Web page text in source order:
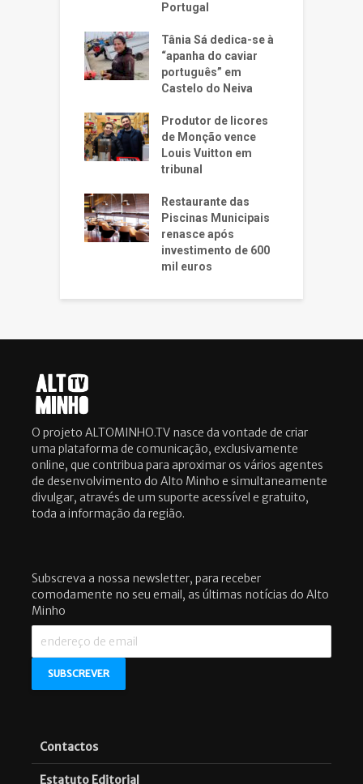
Portugal
Tânia Sá dedica-se à
“apanha do caviar
português” em
Castelo do Neiva
Produtor de licores
de Monção vence
Louis Vuitton em
tribunal
Restaurante das
Piscinas Municipais
renasce após
investimento de 600
mil euros
O projeto ALTOMINHO.TV nasce da vontade de criar
uma plataforma de comunicação, exclusivamente
online, que contribua para aproximar os vários agentes
de desenvolvimento do Alto Minho e simultaneamente
divulgar, através de um suporte acessível e gratuito,
toda a informação da região.
Subscreva a nossa newsletter, para receber
comodamente no seu email, as últimas notícias do Alto
Minho
Contactos
Estatuto Editorial